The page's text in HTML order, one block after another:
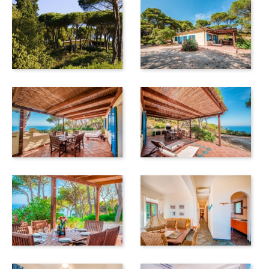
September. Es empfiehlt sich die Benutzung eines Jeeps
oder eines Fahrzeugs mit Allradantrieb, um die Vorteile der
Anlage richtig nutzen zu können.